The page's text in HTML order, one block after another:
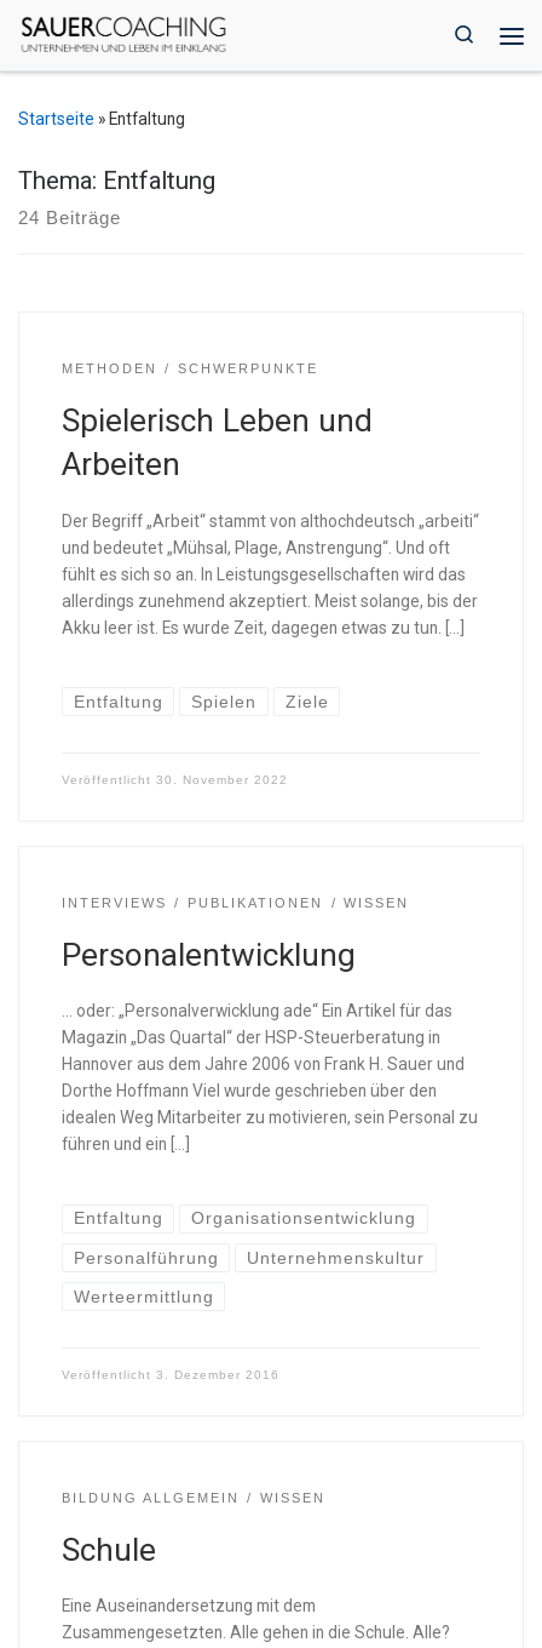
Zum Inhalt springen
Search
Startseite » Entfaltung
Thema: Entfaltung
24 Beiträge
METHODEN SCHWERPUNKTE
Spielerisch Leben und
Arbeiten
Der Begriff „Arbeit“ stammt von althochdeutsch „arbeiti“
und bedeutet „Mühsal, Plage, Anstrengung“. Und oft
fühlt es sich so an. In Leistungsgesellschaften wird das
allerdings zunehmend akzeptiert. Meist solange, bis der
Akku leer ist. Es wurde Zeit, dagegen etwas zu tun. […]
Entfaltung Spielen Ziele
Veröffentlicht 30. November 2022
INTERVIEWS PUBLIKATIONEN WISSEN
Personalentwicklung
… oder: „Personalverwicklung ade“ Ein Artikel für das
Magazin „Das Quartal“ der HSP-Steuerberatung in
Hannover aus dem Jahre 2006 von Frank H. Sauer und
Dorthe Hoffmann Viel wurde geschrieben über den
idealen Weg Mitarbeiter zu motivieren, sein Personal zu
führen und ein […]
Entfaltung Organisationsentwicklung
Personalführung Unternehmenskultur
Werteermittlung
Veröffentlicht 3. Dezember 2016
BILDUNG ALLGEMEIN WISSEN
Schule
Eine Auseinandersetzung mit dem
Zusammengesetzten. Alle gehen in die Schule. Alle?